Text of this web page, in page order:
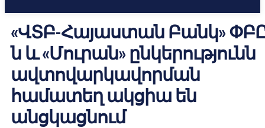
«ՎՏԲ-Հայաստան Բանկ»
ն և «Մուրան» ընկերությունն
ավտովարկավորման
համատեղ ակցիա են
անցկացնում